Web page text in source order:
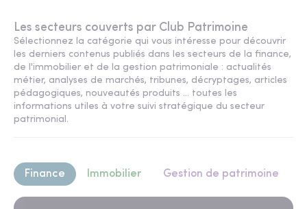
Les secteurs couverts par Club Patrimoine
Sélectionnez la catégorie qui vous intéresse pour découvrir
les derniers contenus publiés dans les secteurs de la finance,
de l'immobilier et de la gestion patrimoniale : actualités
métier, analyses de marchés, tribunes, décryptages, articles
pédagogiques, nouveautés produits ... toutes les
informations utiles à votre suivi stratégique du secteur
patrimonial.
Finance Immobilier Gestion de patrimoine